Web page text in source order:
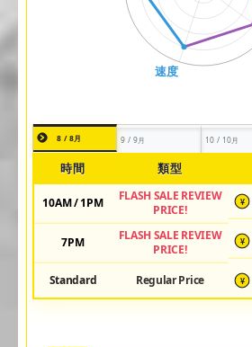
8 / 8月 9 / 9月 10 / 10月
時間 類型
10AM / 1PM
FLASH SALE REVIEW
PRICE!
¥
7PM
FLASH SALE REVIEW
PRICE!
¥
Standard Regular Price ¥